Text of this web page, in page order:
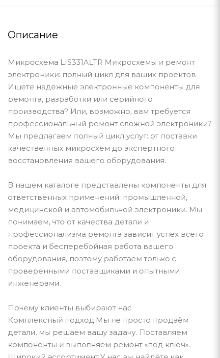
Описание
Микросхема LIS331ALTR Микросхемы и ремонт
электроники: полный цикл для ваших проектов
Ищете надёжные электронные компоненты для
ремонта, разработки или серийного
производства? Или, возможно, вам требуется
профессиональный ремонт сложной электроники?
Мы предлагаем полный цикл услуг: от поставки
качественных микросхем до экспертного
восстановления вашего оборудования.
В нашем каталоге представлены компоненты для
ответственных применений: промышленной,
медицинской и автомобильной электроники. Мы
понимаем, что от качества детали и
профессионализма ремонта зависит успех всего
проекта и бесперебойная работа вашего
оборудования, поэтому работаем только с
проверенными поставщиками и опытными
инженерами.
Почему клиенты выбирают нас
Комплексный подход.Мы не просто продаём
детали, мы решаем вашу задачу. Поставляем
компоненты и выполняем ремонт «под ключ».